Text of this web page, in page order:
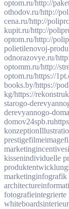
optom.ru/http://
othodov.ru/http://
cena.ru/http://
kupit.ru/http://
optom.ru/http://
polietilenovoj-
odnorazovye.ru/
optomm.ru/http://
optom.ru/https://
books.by/https://
kg/https://
starogo-
derevyannogo-
domov24spb.ru
konzeption
prestigefilme
marketingincentives
kissenindividuelle
produktentwicklung
marketinginfografik
architecture
fotografieintegrierte
whiteboardsinterieur